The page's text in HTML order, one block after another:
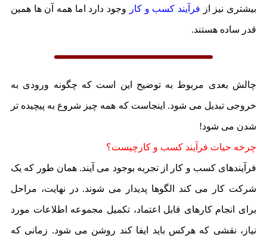
بیشتری نیز ازفرآیند کسب و کاروجود دارد اما همه آن ها همین
قدر ساده هستند.
چالش بعدی مربوط به توضیح این است که چگونه ورودی به
خروجی تبدیل می شود. اینجاست که همه چیز شروع به پیچیده تر
شدن می شود!
چرخه حیات فرآیند کسب و کارچیست؟
فرآیندهای کسب و کار از تجربه بوجود می آیند. همان طور که یک
شرکت کار می کند الگوها پدیدار می شوند. در نهایت، مراحل
برای انجام کارهای قابل اعتماد، تکمیل مجموعه اطلاعات مورد
نیاز، نقشی که هرکس باید ایفا کند روشن می شود. زمانی که